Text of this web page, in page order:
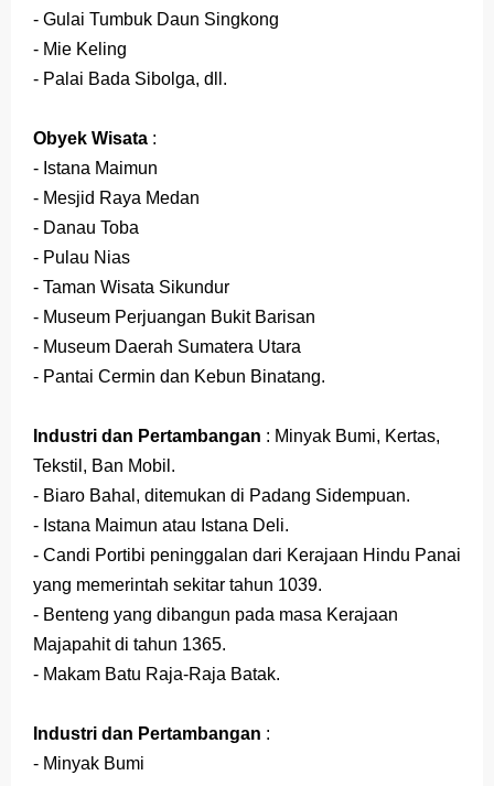
- Gulai Tumbuk Daun Singkong
- Mie Keling
- Palai Bada Sibolga, dll.
Obyek Wisata :
- Istana Maimun
- Mesjid Raya Medan
- Danau Toba
- Pulau Nias
- Taman Wisata Sikundur
- Museum Perjuangan Bukit Barisan
- Museum Daerah Sumatera Utara
- Pantai Cermin dan Kebun Binatang.
Industri dan Pertambangan : Minyak Bumi, Kertas,
Tekstil, Ban Mobil.
- Biaro Bahal, ditemukan di Padang Sidempuan.
- Istana Maimun atau Istana Deli.
- Candi Portibi peninggalan dari Kerajaan Hindu Panai
yang memerintah sekitar tahun 1039.
- Benteng yang dibangun pada masa Kerajaan
Majapahit di tahun 1365.
- Makam Batu Raja-Raja Batak.
Industri dan Pertambangan :
- Minyak Bumi